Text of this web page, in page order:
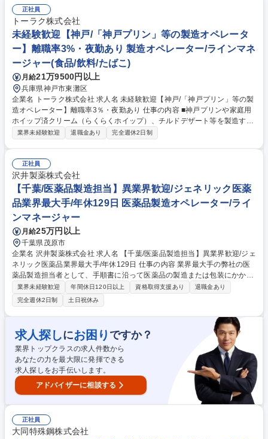
定など 【仕事の流れ】午前中は製造工程に携わり、午後は食品開発になり
ます。 フライパンで作るものと大きな釜で作るものとでは食品製造のやり
方も異なります。その為、製造サポートに入り、現場を知ることも大切に
しています。毎日新しい商品の開発・製造に携われることが大きな特徴で
す。 募集職種 食品開発【岐阜/岐南町】業績好調,黒字経営◎残業ほぼなし/
半日単位の有給も可
正社員
トーラク株式会社
未経験歓迎【神戸/「神戸プリン」等の製造オペレータ
ー】離職率3%・夜勤あり 製造オペレーター/ラインマネ
ージャー(食品/飲料/たばこ)
月給21万9500円以上
兵庫県神戸市東灘区
企業名 トーラク株式会社 求人名 未経験歓迎【神戸/「神戸プリン」等の製
造オペレーター】離職率3％・夜勤あり 仕事の内容 ■神戸プリンや家庭用
ホイップ済クリーム（らくらくホイップ）、チルドデザート等を製造する
食品メーカー。当社の生産部にて、製造業務を中心にお任せいたします。
てくる商品に異物混入がないかを確認）→仕上げ（商品の箱詰め・梱包）
その他定期的に機械メンテナンスを実施 【サポート体制】経験豊富な社員
が丁寧に指導します。時間をかけて各工程の仕事の流れを覚えていただき
ます。また、制度面の充実など社員の定着に力を入れており、離職率2～
3％と長く働ける環境です。 募集職種 未経験歓迎【神戸/「神戸プリン」
等の製造オペレーター】離職率3％・夜勤あり
業界未経験歓迎 退職金あり 完全週休2日制
正社員
沢井製薬株式会社
【千葉/医薬品製造担当】異業界歓迎/ジェネリック医薬
品業界最大手/年休129日 医薬品製造オペレーター/ライ
ンマネージャー
月給25万円以上
千葉県茂原市
企業名 沢井製薬株式会社 求人名 【千葉/医薬品製造担当】異業界歓迎/ジェ
ネリック医薬品業界最大手/年休129日 仕事の内容 業界最大手の弊社の医
薬品製造担当者として、手順書に沿って医薬品の製造または包装にかかわ
る機械操作をお願いします。クリーンルーム内での作業となり、衛生的な
環境でお仕事していただけます。 【入社後について】 入社後は約半年に
わたり研修を実施します。入社前の段階では専門的な知識は不要です。医
薬品製造を通じて社会貢献したいという意欲のある方はぜひご応募くださ
い！ 【採用背景】事業拡大・生産量増加に伴い人員強化 募集職種 【千葉/
医薬品製造担当】異業界歓迎/ジェネリック医薬品業界最大手/年休129日
業界未経験歓迎 年間休日120日以上 資格取得支援あり
退職金あり
完全週休2日制
土日祝休み
求人探しにお困り ですか？
業界トップクラスの求人件数から
あなたの力を最大限に発揮できる
求人探しをお手伝いします。
アドバイザーに相談する
正社員
大同特殊鋼株式会社